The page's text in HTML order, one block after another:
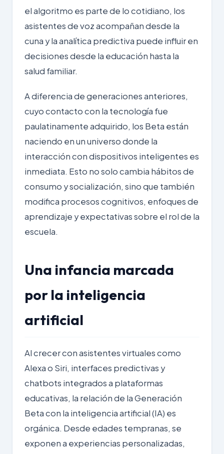
el algoritmo es parte de lo cotidiano, los
asistentes de voz acompañan desde la
cuna y la analítica predictiva puede influir en
decisiones desde la educación hasta la
salud familiar.
A diferencia de generaciones anteriores,
cuyo contacto con la tecnología fue
paulatinamente adquirido, los Beta están
naciendo en un universo donde la
interacción con dispositivos inteligentes es
inmediata. Esto no solo cambia hábitos de
consumo y socialización, sino que también
modifica procesos cognitivos, enfoques de
aprendizaje y expectativas sobre el rol de la
escuela.
Una infancia marcada
por la inteligencia
artificial
Al crecer con asistentes virtuales como
Alexa o Siri, interfaces predictivas y
chatbots integrados a plataformas
educativas, la relación de la Generación
Beta con la inteligencia artificial (IA) es
orgánica. Desde edades tempranas, se
exponen a experiencias personalizadas,